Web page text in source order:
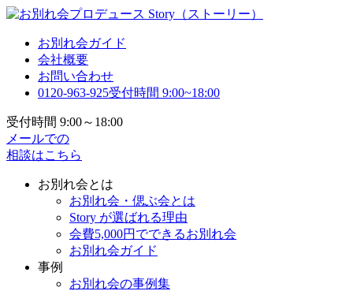
お別れ会ガイド
会社概要
お問い合わせ
0120-963-925受付時間 9:00~18:00
受付時間 9:00～18:00
メールでの
相談はこちら
お別れ会とは
お別れ会・偲ぶ会とは
Story が選ばれる理由
会費5,000円でできるお別れ会
お別れ会ガイド
事例
お別れ会の事例集